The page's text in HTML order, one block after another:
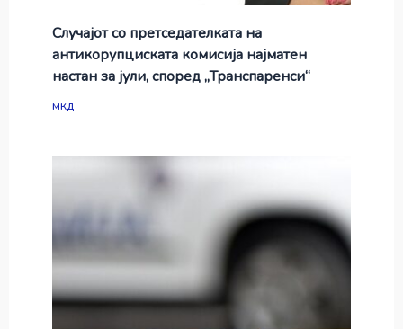
Случајот со претседателката на
антикорупциската комисија најматен
настан за јули, според „Транспаренси“
мкд